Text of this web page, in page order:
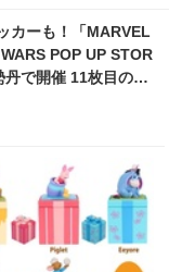
カーも！「MARVEL
POP UP STOR
で開催 11枚目の写